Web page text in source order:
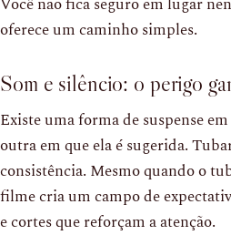
oferece um caminho simples.
Som e silêncio: o perigo
Existe uma forma de suspense
outra em que ela é sugerida.
consistência. Mesmo quando o
filme cria um campo de
e cortes que reforçam a atenção.